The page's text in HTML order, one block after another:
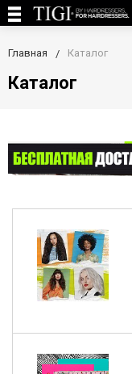
Главная Каталог
Каталог